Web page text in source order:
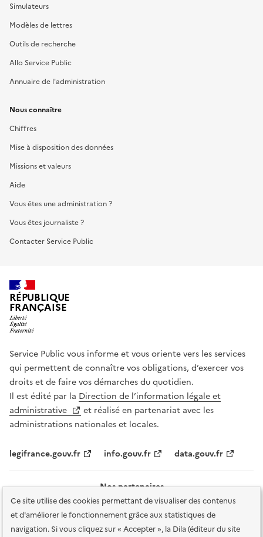
Ce site utilise des cookies permettant de visualiser des contenus
et d'améliorer le fonctionnement grâce aux statistiques de
navigation. Si vous cliquez sur « Accepter », la Dila (éditeur du site
Simulateurs
Modèles de lettres
Outils de recherche
Allo Service Public
Annuaire de l'administration
Nous connaître
Chiffres
Mise à disposition des données
Missions et valeurs
Aide
Vous êtes une administration ?
Vous êtes journaliste ?
Contacter Service Public
RÉPUBLIQUE
FRANÇAISE
Service Public vous informe et vous oriente vers les services
qui permettent de connaître vos obligations, d’exercer vos
droits et de faire vos démarches du quotidien.
Il est édité par la Direction de l’information légale et
administrative
et réalisé en partenariat avec les
administrations nationales et locales.
legifrance.gouv.fr info.gouv.fr data.gouv.fr
Nos partenaires